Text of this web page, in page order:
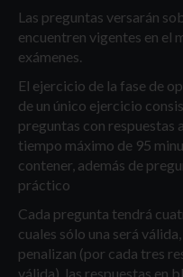
Las preguntas versarán
encuentren vigentes en el
exámenes.
El ejercicio de la fase de
de un único ejercicio
preguntas con respuestas
tiempo máximo de 95
contener, además de
práctico
Cada pregunta tendrá
cuales sólo una será
penalizan (por cada tres
válida), las respuestas en